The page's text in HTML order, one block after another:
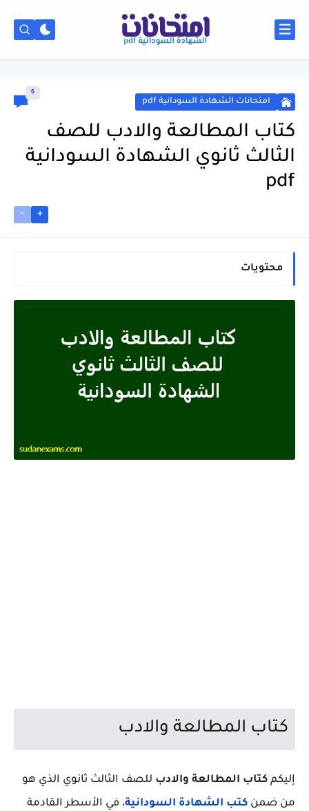
امتحانات الشهادة السودانية pdf
6
كتاب المطالعة والادب للصف
الثالث ثانوي الشهادة السودانية
pdf
+
-
محتويات
كتاب المطالعة والادب
إليكم كتاب المطالعة والادب للصف الثالث ثانوي الذي هو
من ضمن كتب الشهادة السودانية، في الأسطر القادمة